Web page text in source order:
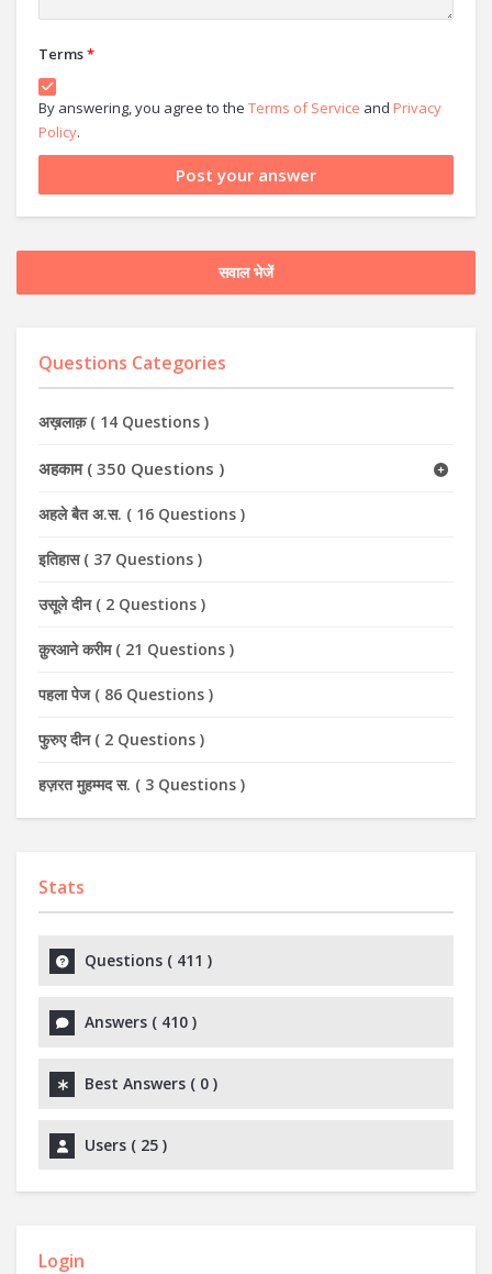
Terms*
By answering, you agree to the Terms of Service and Privacy
Policy.
सवाल भेजें
Questions Categories
अख़लाक़( 14 Questions )
अहकाम ( 350 Questions )
अहले बैत अ.स. ( 16 Questions )
इतिहास ( 37 Questions )
उसूले दीन ( 2 Questions )
क़ुरआने करीम ( 21 Questions )
पहला पेज ( 86 Questions )
फुरुए दीन ( 2 Questions )
हज़रत मुहम्मद स. ( 3 Questions )
Stats
Questions ( 411 )
Answers ( 410 )
Best Answers ( 0 )
Users ( 25 )
Login